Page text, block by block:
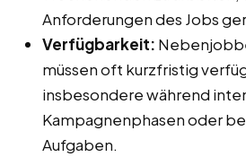
Anforderungen des Jobs
Verfügbarkeit:
müssen oft kurzfristig
insbesondere während
Kampagnenphasen oder
Aufgaben.